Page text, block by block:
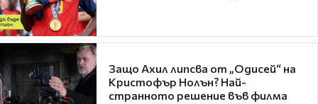
Защо Ахил липсва от „Одисей“ на
Кристофър Нолън? Най-
странното решение във филма